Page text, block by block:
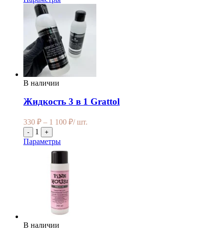
В наличии
Жидкость 3 в 1 Grattol
330 ₽ – 1 100 ₽/ шт.
- 1 +
Параметры
В наличии